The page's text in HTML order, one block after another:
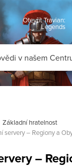
Otevřít Travian:
Legends
Základní hratelnost
servery – Regiony a
–